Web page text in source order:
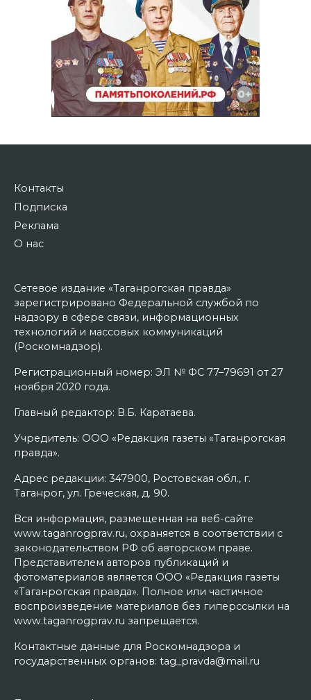
Контакты
Подписка
Реклама
О нас
Сетевое издание «Таганрогская правда»
зарегистрировано Федеральной службой по
надзору в сфере связи, информационных
технологий и массовых коммуникаций
(Роскомнадзор).
Регистрационный номер: ЭЛ № ФС 77–79691 от 27
ноября 2020 года.
Главный редактор: В.Б. Каратаева.
Учредитель: ООО «Редакция газеты «Таганрогская
правда».
Адрес редакции: 347900, Ростовская обл., г.
Таганрог, ул. Греческая, д. 90.
Вся информация, размещенная на веб-сайте
www.taganrogprav.ru, охраняется в соответствии с
законодательством РФ об авторском праве.
Представителем авторов публикаций и
фотоматериалов является ООО «Редакция газеты
«Таганрогская правда». Полное или частичное
воспроизведение материалов без гиперссылки на
www.taganrogprav.ru запрещается.
Контактные данные для Роскомнадзора и
государственных органов: tag_pravda@mail.ru